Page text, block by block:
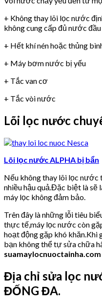
+ Không thay lõi lọc nước
không cung cấp đủ nước đầu
+ Hết khí nén hoặc thủng
+ Máy bơm nước bị yếu
+ Tắc van cơ
+ Tắc vòi nước
Lõi lọc nước
Lõi lọc nước ALPHA bị bẩn
Nếu không thay lõi lọc nước
nhiều hậu quả.Đặc biệt là
máy lọc không đảm bảo.
Trên đây là những lỗi tiêu
thực tế,máy lọc nước còn
hoạt động gặp khó khăn.Khi
bạn không thể tự sửa chữa
suamaylocnuoctainha.com
Địa chỉ sửa lọc
ĐỐNG ĐA.